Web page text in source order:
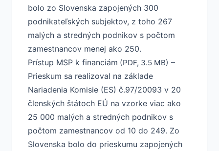
bolo zo Slovenska zapojených 300
podnikateľských subjektov, z toho 267
malých a stredných podnikov s počtom
zamestnancov menej ako 250.
Prístup MSP k financiám (PDF, 3.5 MB) –
Prieskum sa realizoval na základe
Nariadenia Komisie (ES) č.97/20093 v 20
členských štátoch EÚ na vzorke viac ako
25 000 malých a stredných podnikov s
počtom zamestnancov od 10 do 249. Zo
Slovenska bolo do prieskumu zapojených